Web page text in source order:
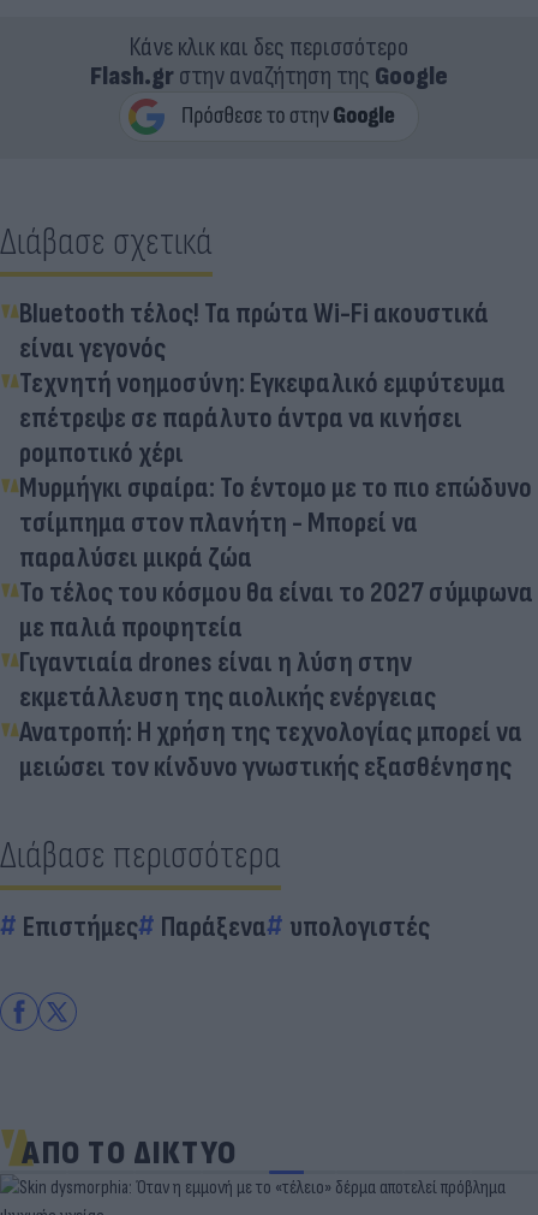
Κάνε κλικ και δες περισσότερο
Flash.grστην αναζήτηση της Google
Διάβασε σχετικά
Bluetooth τέλος! Τα πρώτα Wi-Fi ακουστικά
είναι γεγονός
Τεχνητή νοημοσύνη: Εγκεφαλικό εμφύτευμα
επέτρεψε σε παράλυτο άντρα να κινήσει
ρομποτικό χέρι
Μυρμήγκι σφαίρα: Το έντομο με το πιο επώδυνο
τσίμπημα στον πλανήτη - Μπορεί να
παραλύσει μικρά ζώα
Το τέλος του κόσμου θα είναι το 2027 σύμφωνα
με παλιά προφητεία
Γιγαντιαία drones είναι η λύση στην
εκμετάλλευση της αιολικής ενέργειας
Ανατροπή: Η χρήση της τεχνολογίας μπορεί να
μειώσει τον κίνδυνο γνωστικής εξασθένησης
Διάβασε περισσότερα
Επιστήμες Παράξενα υπολογιστές
ΑΠΟ ΤΟ ΔΙΚΤΥΟ